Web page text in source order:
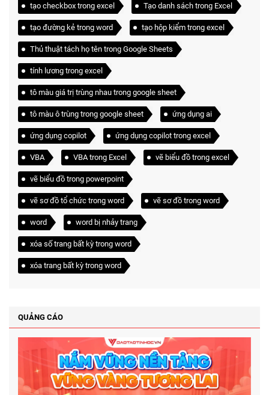
tạo checkbox trong excel Tạo danh sách trong Excel
tạo đường kẻ trong word tạo hộp kiểm trong excel
Thủ thuật tách họ tên trong Google Sheets
tính lương trong excel
tô màu giá trị trùng nhau trong google sheet
tô màu ô trùng trong google sheet ứng dụng ai
ứng dụng copilot ứng dụng copilot trong excel
VBA VBA trong Excel vẽ biểu đồ trong excel
vẽ biểu đồ trong powerpoint
vẽ sơ đồ tổ chức trong word vẽ sơ đồ trong word
word word bị nhảy trang
xóa số trang bất kỳ trong word
xóa trang bất kỳ trong word
QUẢNG CÁO